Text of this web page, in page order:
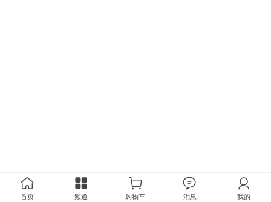
首页 频道 购物车 消息 我的